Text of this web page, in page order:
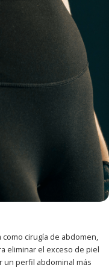
cirugía de abdomen,
eliminar el exceso de piel
un perfil abdominal más